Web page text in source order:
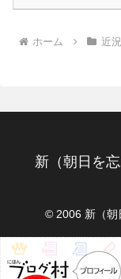
ホーム 近
新（朝日を
© 2006 新（朝